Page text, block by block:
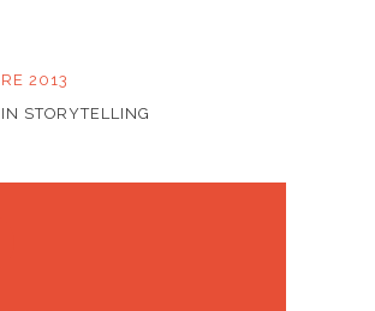
2013
STORYTELLING